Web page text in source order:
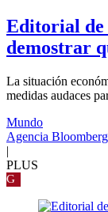
Editorial de
demostrar
La situación
medidas audaces
Mundo
Agencia Bloomberg
|
PLUS
G